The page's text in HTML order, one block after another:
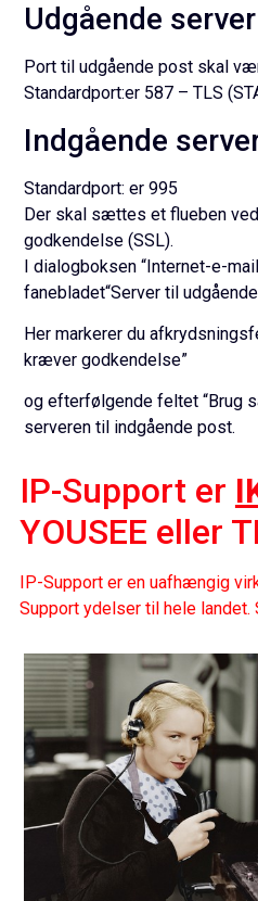
Udgående
Port til udgående post skal
Standardport:er 587 – TLS
Indgående
Standardport:er 995
Der skal sættes et flueben
godkendelse (SSL).
I dialogboksen “Internet-e-
fanebladet“Server til
Her markerer du
kræver godkendelse”
og efterfølgende feltet “Brug
serveren til indgående post.
IP-Support er
YOUSEE eller
IP-Support er en uafhængig
Support ydelser til hele landet.